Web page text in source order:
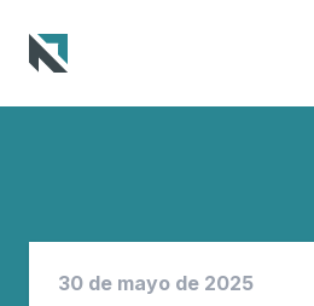
30 de mayo de 2025